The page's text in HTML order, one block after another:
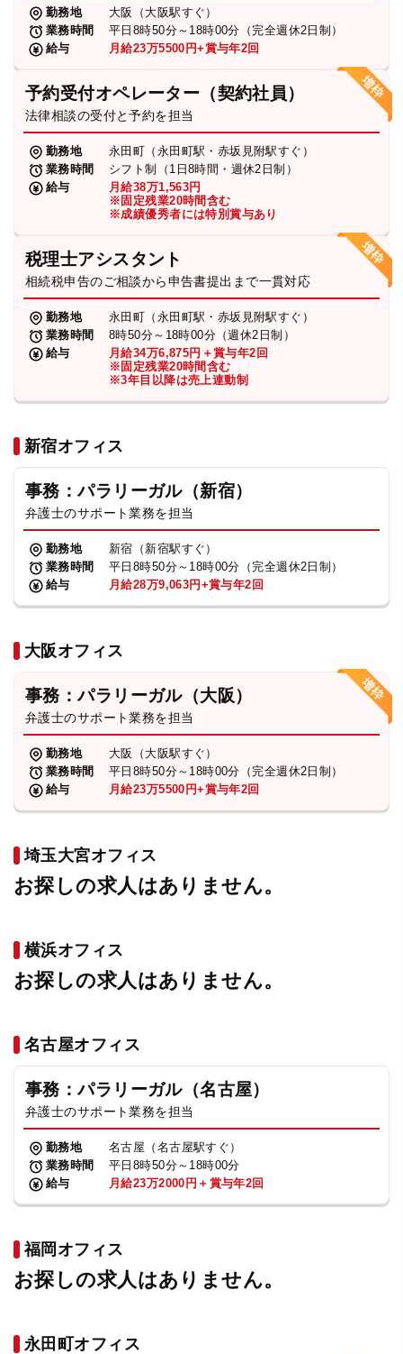
勤務地
大阪（大阪駅すぐ）
業務時間
平日8時50分～18時00分（完全週休2日制）
給与
月給23万5500円+賞与年2回
予約受付オペレーター（契約社員）
法律相談の受付と予約を担当
勤務地
永田町（永田町駅・赤坂見附駅すぐ）
業務時間
シフト制（1日8時間・週休2日制）
給与
月給38万1,563円
※固定残業20時間含む
※成績優秀者には特別賞与あり
税理士アシスタント
相続税申告のご相談から申告書提出まで一貫対応
勤務地
永田町（永田町駅・赤坂見附駅すぐ）
業務時間
8時50分～18時00分（週休2日制）
給与
月給34万6,875円＋賞与年2回
※固定残業20時間含む
※3年目以降は売上連動制
新宿オフィス
事務：パラリーガル（新宿）
弁護士のサポート業務を担当
勤務地
新宿（新宿駅すぐ）
業務時間
平日8時50分～18時00分（完全週休2日制）
給与
月給28万9,063円+賞与年2回
大阪オフィス
事務：パラリーガル（大阪）
弁護士のサポート業務を担当
勤務地
大阪（大阪駅すぐ）
業務時間
平日8時50分～18時00分（完全週休2日制）
給与
月給23万5500円+賞与年2回
埼玉大宮オフィス
お探しの求人はありません。
横浜オフィス
お探しの求人はありません。
名古屋オフィス
事務：パラリーガル（名古屋）
弁護士のサポート業務を担当
勤務地
名古屋（名古屋駅すぐ）
業務時間
平日8時50分～18時00分
給与
月給23万2000円＋賞与年2回
福岡オフィス
お探しの求人はありません。
永田町オフィス
お知らせ
特設サイト
相談先情報サイト
プライバシーポリシー
TikTok受賞 定義集 動画集